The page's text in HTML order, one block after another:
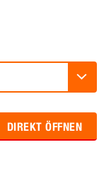
DIREKT ÖFFNEN